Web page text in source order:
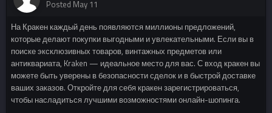
Posted May 11
На Кракен каждый день появляются миллионы предложений,
которые делают покупки выгодными и увлекательными. Если вы в
поиске эксклюзивных товаров, винтажных предметов или
антиквариата, Kraken — идеальное место для вас. С вход кракен вы
можете быть уверены в безопасности сделок и в быстрой доставке
ваших заказов. Откройте для себя кракен зарегистрироваться,
чтобы насладиться лучшими возможностями онлайн-шопинга.